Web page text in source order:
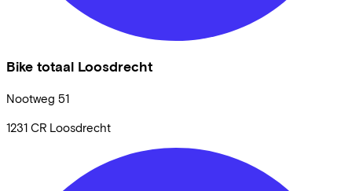
Bike totaal Loosdrecht
Nootweg 51
1231 CR Loosdrecht